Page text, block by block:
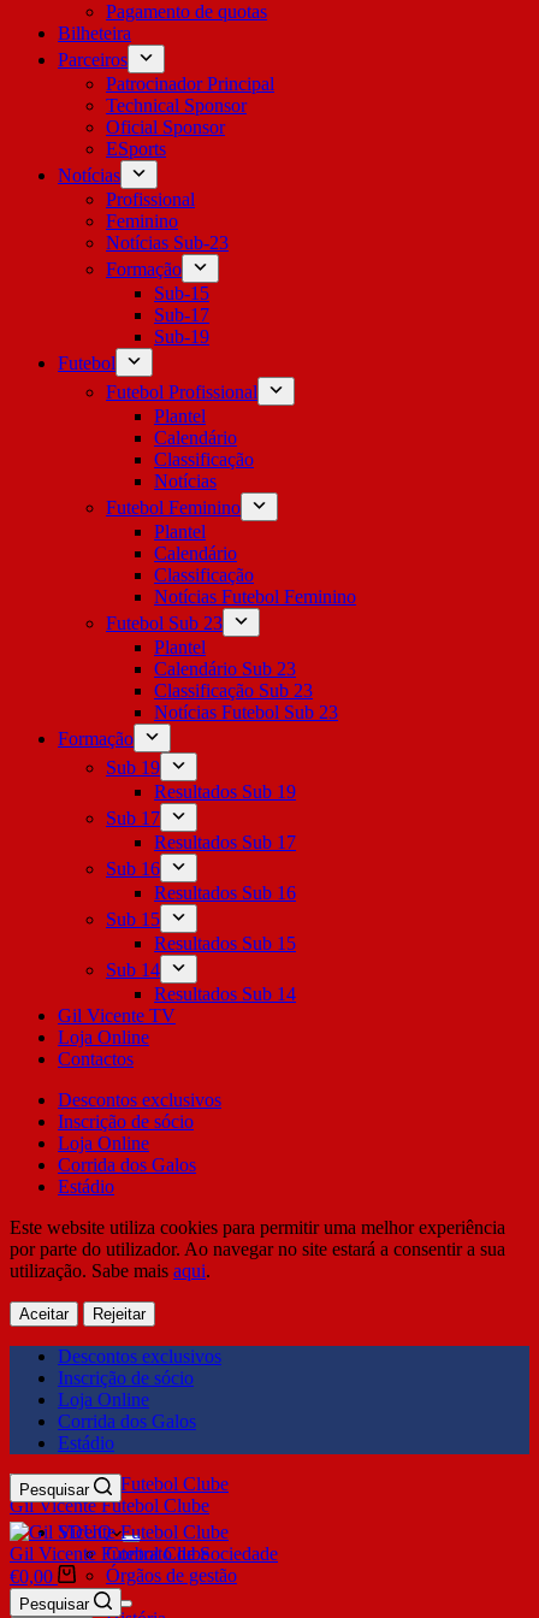
Pagamento de quotas
Bilheteira
Parceiros
Patrocinador Principal
Technical Sponsor
Oficial Sponsor
ESports
Notícias
Profissional
Feminino
Notícias Sub-23
Formação
Sub-15
Sub-17
Sub-19
Futebol
Futebol Profissional
Plantel
Calendário
Classificação
Notícias
Futebol Feminino
Plantel
Calendário
Classificação
Notícias Futebol Feminino
Futebol Sub 23
Plantel
Calendário Sub 23
Classificação Sub 23
Notícias Futebol Sub 23
Formação
Sub 19
Resultados Sub 19
Sub 17
Resultados Sub 17
Sub 16
Resultados Sub 16
Sub 15
Resultados Sub 15
Sub 14
Resultados Sub 14
Gil Vicente TV
Loja Online
Contactos
Descontos exclusivos
Inscrição de sócio
Loja Online
Corrida dos Galos
Estádio
Este website utiliza cookies para permitir uma melhor experiência
por parte do utilizador. Ao navegar no site estará a consentir a sua
utilização. Sabe mais aqui.
Aceitar Rejeitar
Descontos exclusivos
Inscrição de sócio
Loja Online
Corrida dos Galos
Estádio
Gil Vicente Futebol Clube
Pesquisar
SDUQ
Contrato de Sociedade
Órgãos de gestão
Clube
Gil Vicente Futebol Clube
€0,00
Pesquisar